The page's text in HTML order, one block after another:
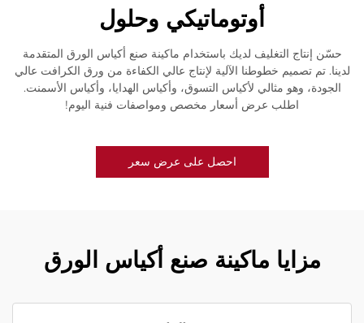
أوتوماتيكي وحلول
حسّن إنتاج التغليف لديك باستخدام ماكينة صنع أكياس الورق المتقدمة
لدينا. تم تصميم خطوطنا الآلية لإنتاج عالي الكفاءة من ورق الكرافت عالي
الجودة، وهو مثالي لأكياس التسوق، وأكياس الهدايا، وأكياس الأسمنت.
اطلب عرض أسعار مخصص ومواصفات فنية اليوم!
احصل على عرض سعر
مزايا ماكينة صنع أكياس الورق